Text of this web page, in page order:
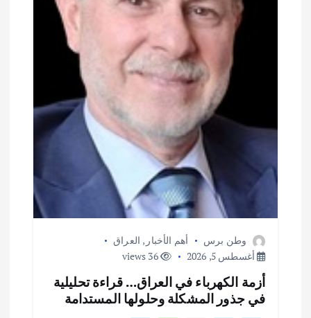
وطن برس أهم الأخبار , العراق
أغسطس 5, 2026
36 views
أزمة الكهرباء في العراق… قراءة تحليلية
في جذور المشكلة وحلولها المستدامة